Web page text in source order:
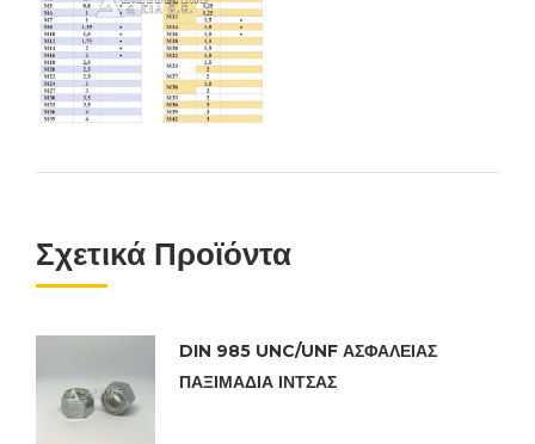
Σχετικά Προϊόντα
DIN 985 UNC/UNF ΑΣΦΑΛΕΙΑΣ
ΠΑΞΙΜΑΔΙΑ ΙΝΤΣΑΣ